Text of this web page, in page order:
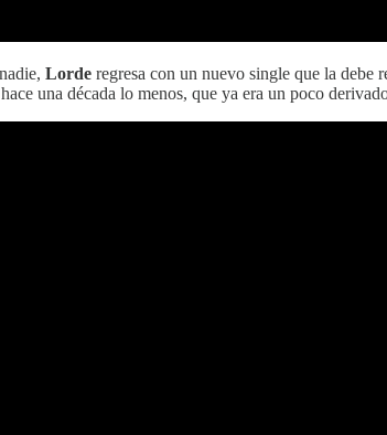
Lorde regresa con un nuevo single que la debe
una década lo menos, que ya era un poco